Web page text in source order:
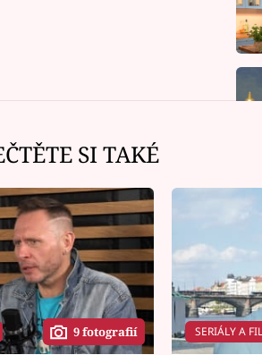
SI TAKÉ
9 fotografií SERIÁLY A